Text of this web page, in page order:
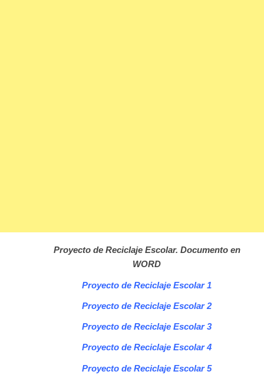
Proyecto de Reciclaje Escolar. Documento en
WORD
Proyecto de Reciclaje Escolar 1
Proyecto de Reciclaje Escolar 2
Proyecto de Reciclaje Escolar 3
Proyecto de Reciclaje Escolar 4
Proyecto de Reciclaje Escolar 5